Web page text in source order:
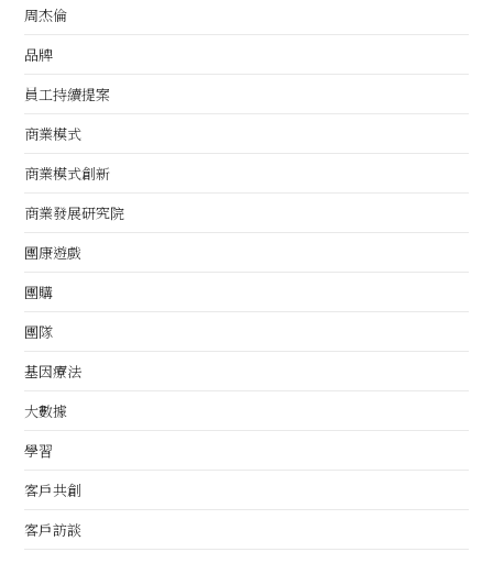
周杰倫
品牌
員工持續提案
商業模式
商業模式創新
商業發展研究院
團康遊戲
團購
團隊
基因療法
大數據
學習
客戶共創
客戶訪談